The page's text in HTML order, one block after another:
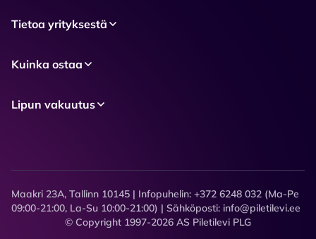
Tietoa yrityksestä
Kuinka ostaa
Lipun vakuutus
Maakri 23A, Tallinn 10145 | Infopuhelin: +372 6248 032 (Ma-Pe
09:00-21:00, La-Su 10:00-21:00) | Sähköposti: info@piletilevi.ee
© Copyright 1997-2026 AS Piletilevi PLG